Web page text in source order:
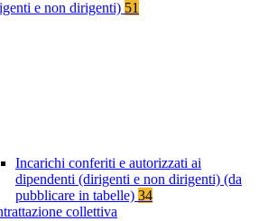
e non dirigenti) 51
Incarichi conferiti e autorizzati ai
dipendenti (dirigenti e non dirigenti) (da
pubblicare in tabelle) 34
collettiva